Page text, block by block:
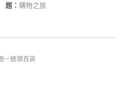
題： 購物之旅
－統領百貨